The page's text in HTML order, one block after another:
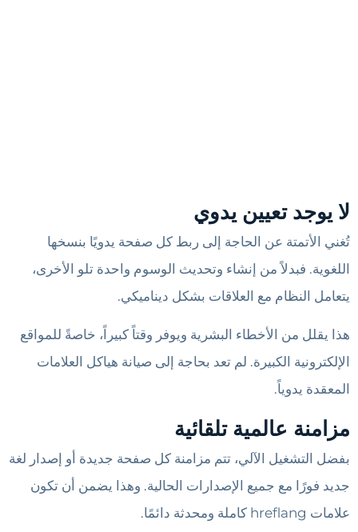
لا يوجد تعيين يدوي
تُغني الأتمتة عن الحاجة إلى ربط كل صفحة يدويًا بنسخها
اللغوية. فبدلاً من إنشاء وتحديث الوسوم واحدة تلو الأخرى،
يتعامل النظام مع العلاقات بشكل ديناميكي.
هذا يقلل من الأخطاء البشرية ويوفر وقتاً كبيراً، خاصةً للمواقع
الإلكترونية الكبيرة. لم تعد بحاجة إلى صيانة هياكل العلامات
المعقدة يدوياً.
مزامنة عالمية تلقائية
بفضل التشغيل الآلي، تتم مزامنة كل صفحة جديدة أو إصدار لغة
جديد فورًا مع جميع الإصدارات الحالية. وهذا يضمن أن تكون
علامات hreflang كاملة ومحدثة دائمًا.